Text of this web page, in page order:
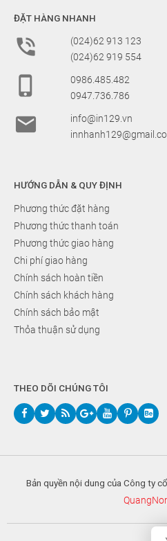
ĐẶT HÀNG NHANH

(024)62 913 123
(024)62 919 554

0986.485.482
0947.736.786

info@in129.vn
HƯỚNG DẪN & QUY ĐỊNH
Phương thức đặt hàng
Phương thức thanh toán
Phương thức giao hàng
Chi phí giao hàng
Chính sách hoàn tiền
Chính sách khách hàng
Chính sách bảo mật
Thỏa thuận sử dụng
THEO DÕI CHÚNG TÔI
Bản quyền nội dung của Công ty